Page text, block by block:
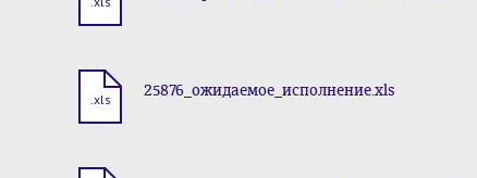
.xls 25876_ожидаемое_исполнение.xls